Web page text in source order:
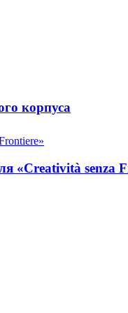
корпуса
«Creatività senza